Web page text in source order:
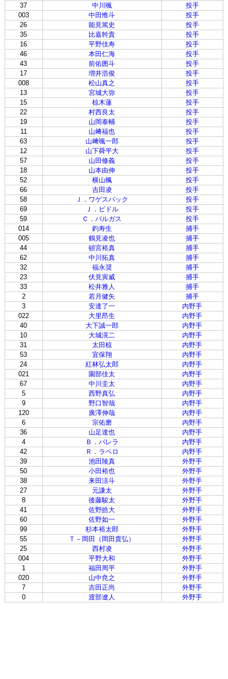
37
中川颯
投手
003
中田惟斗
投手
26
能見篤史
投手
35
比嘉幹貴
投手
16
平野佳寿
投手
46
本田仁海
投手
43
前佑囲斗
投手
17
増井浩俊
投手
008
松山真之
投手
13
宮城大弥
投手
15
椋木蓮
投手
22
村西良太
投手
19
山岡泰輔
投手
11
山﨑福也
投手
63
山﨑颯一郎
投手
12
山下舜平大
投手
57
山田修義
投手
18
山本由伸
投手
52
横山楓
投手
66
吉田凌
投手
58
Ｊ．ワゲスパック
投手
69
Ｊ．ビドル
投手
59
Ｃ．バルガス
投手
014
釣寿生
捕手
005
鶴見凌也
捕手
44
頓宮裕真
捕手
62
中川拓真
捕手
32
福永奨
捕手
23
伏見寅威
捕手
33
松井雅人
捕手
2
若月健矢
捕手
3
安達了一
内野手
022
大里昂生
内野手
40
大下誠一郎
内野手
10
大城滉二
内野手
31
太田椋
内野手
53
宜保翔
内野手
24
紅林弘太郎
内野手
021
園部佳太
内野手
67
中川圭太
内野手
5
西野真弘
内野手
9
野口智哉
内野手
120
廣澤伸哉
内野手
6
宗佑磨
内野手
36
山足達也
内野手
4
Ｂ．バレラ
内野手
42
Ｒ．ラベロ
内野手
39
池田陵真
外野手
50
小田裕也
外野手
38
来田涼斗
外野手
27
元謙太
外野手
8
後藤駿太
外野手
41
佐野皓大
外野手
60
佐野如一
外野手
99
杉本裕太郎
外野手
55
Ｔ－岡田（岡田貴弘）
外野手
25
西村凌
外野手
004
平野大和
外野手
1
福田周平
外野手
020
山中尭之
外野手
7
吉田正尚
外野手
0
渡部遼人 外野手